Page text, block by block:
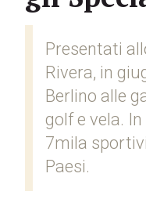
Presentati
Rivera, in
Berlino alle
golf e vela.
7mila
Paesi.